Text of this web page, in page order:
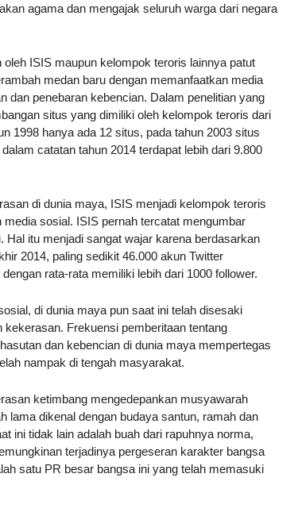
agama dan mengajak seluruh warga dari negara
ISIS maupun kelompok teroris lainnya patut
medan baru dengan memanfaatkan media
dan penebaran kebencian. Dalam penelitian yang
situs yang dimiliki oleh kelompok teroris dari
1998 hanya ada 12 situs, pada tahun 2003 situs
catatan tahun 2014 terdapat lebih dari 9.800
di dunia maya, ISIS menjadi kelompok teroris
sosial. ISIS pernah tercatat mengumbar
itu menjadi sangat wajar karena berdasarkan
2014, paling sedikit 46.000 akun Twitter
rata-rata memiliki lebih dari 1000 follower.
di dunia maya pun saat ini telah disesaki
Frekuensi pemberitaan tentang
dan kebencian di dunia maya mempertegas
nampak di tengah masyarakat.
ketimbang mengedepankan musyawarah
lama dikenal dengan budaya santun, ramah dan
ini tidak lain adalah buah dari rapuhnya norma,
terjadinya pergeseran karakter bangsa
satu PR besar bangsa ini yang telah memasuki